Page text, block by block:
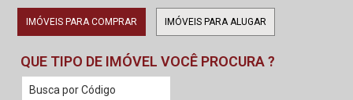
IMÓVEIS PARA COMPRAR IMÓVEIS PARA ALUGAR
QUE TIPO DE IMÓVEL VOCÊ PROCURA ?